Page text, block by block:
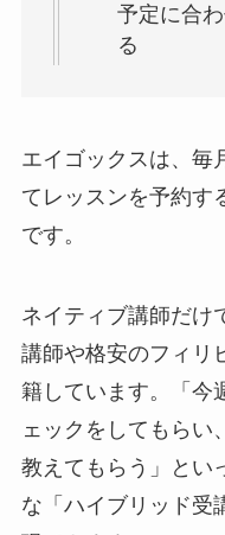
予定に合
る
エイゴックスは、毎
てレッスンを予約す
です。
ネイティブ講師だけ
講師や格安のフィリ
籍しています。「今
ェックをしてもらい
教えてもらう」とい
な「ハイブリッド受